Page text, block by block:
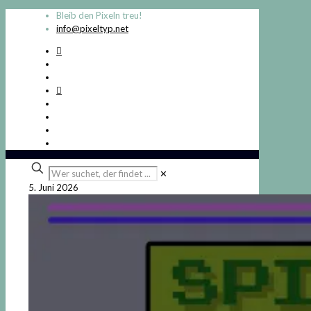
Bleib den Pixeln treu!
info@pixeltyp.net
Wer
suchet,
der
findet
...
✕
5. Juni 2026